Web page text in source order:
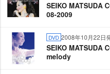
SEIKO MATSUDA
08-2009
DVD 2008年10月22日
SEIKO MATSUDA
melody